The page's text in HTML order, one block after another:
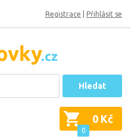
Registrace Přihlásit se
Hledat
0
0 Kč